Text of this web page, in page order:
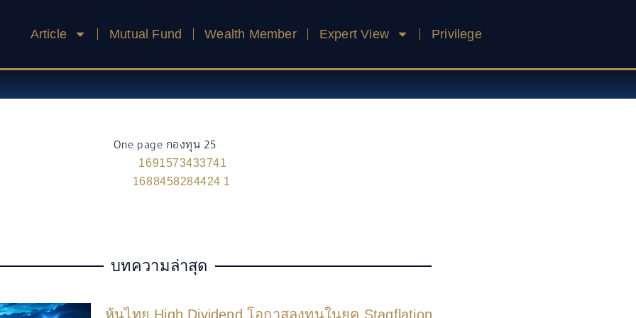
Article Mutual Fund Wealth Member Expert View Privilege
บทความล่าสุด
หุ้นไทย High Dividend โอกาสลงทุนในยุค Stagflation